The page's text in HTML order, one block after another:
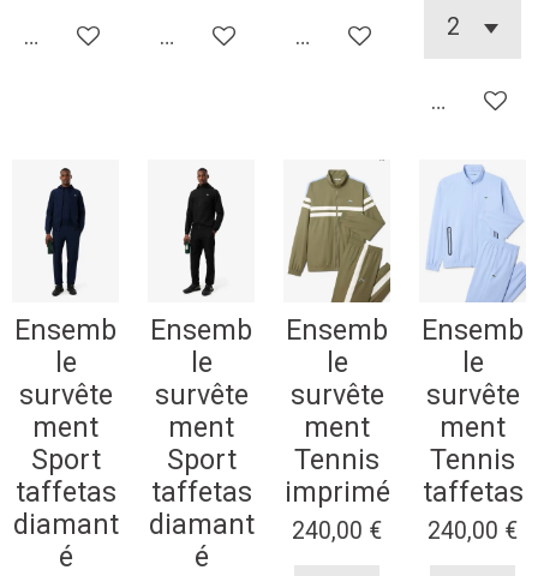
Ajouter au panierAjouter au panierAjouter au panier
Ajouter
Ensemb
le
survête
ment
Sport
taffetas
diamant
é
Ensemb
le
survête
ment
Sport
taffetas
diamant
é
Ensemb
le
survête
ment
Tennis
imprimé
240,00 €
Ensemb
le
survête
ment
Tennis
taffetas
240,00 €